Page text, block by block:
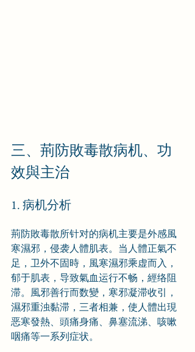
三、荊防敗毒散病机、功
效與主治
1. 病机分析
荊防敗毒散所针对的病机主要是外感風
寒濕邪，侵袭人體肌表。当人體正氣不
足，卫外不固時，風寒濕邪乘虚而入，
郁于肌表，导致氣血运行不畅，經络阻
滞。風邪善行而数變，寒邪凝滞收引，
濕邪重浊黏滞，三者相兼，使人體出現
恶寒發熱、頭痛身痛、鼻塞流涕、咳嗽
咽痛等一系列症状。